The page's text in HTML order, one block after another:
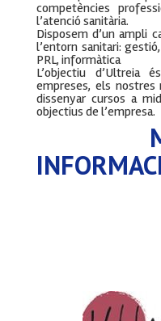
competències
l’atenció sanitària.
Disposem d’un ampli
l’entorn sanitari:
PRL, informàtica
L’objectiu d’Ultreia
empreses, els
dissenyar cursos a
objectius de l’empresa.